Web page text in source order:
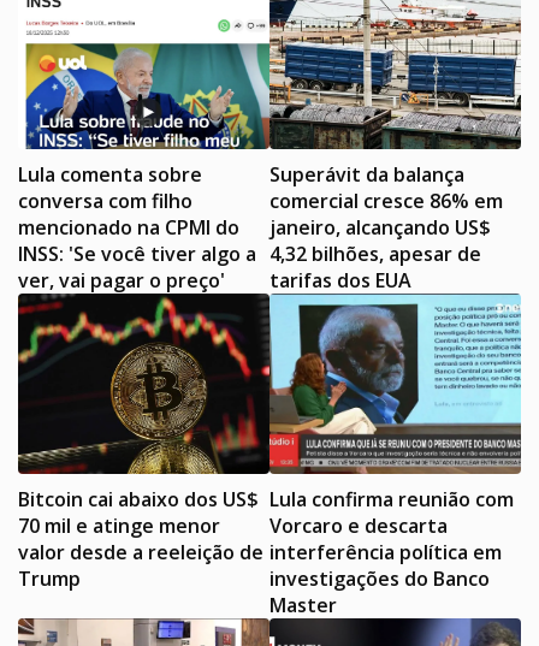
Lula comenta sobre
conversa com filho
mencionado na CPMI do
INSS: 'Se você tiver algo a
ver, vai pagar o preço'
Superávit da balança
comercial cresce 86% em
janeiro, alcançando US$
4,32 bilhões, apesar de
tarifas dos EUA
Bitcoin cai abaixo dos US$
70 mil e atinge menor
valor desde a reeleição de
Trump
Lula confirma reunião com
Vorcaro e descarta
interferência política em
investigações do Banco
Master